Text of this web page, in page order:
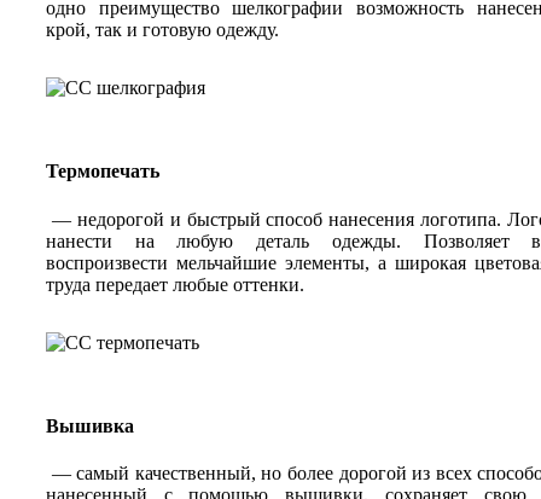
одно преимущество шелкографии возможность
крой, так и готовую одежду.
Термопечать
— недорогой и быстрый способ нанесения логотипа.
нанести на любую деталь одежды. Позволяет в
воспроизвести мельчайшие элементы, а широкая
труда передает любые оттенки.
Вышивка
— самый качественный, но более дорогой из всех